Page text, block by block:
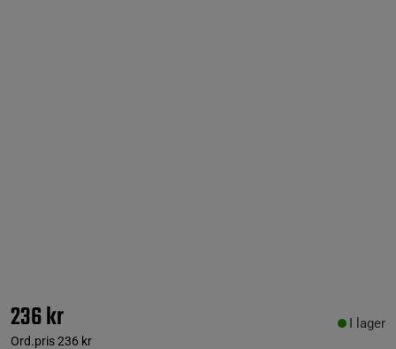
236 kr
Ord.pris236 kr
I lager